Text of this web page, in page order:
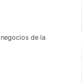
de la